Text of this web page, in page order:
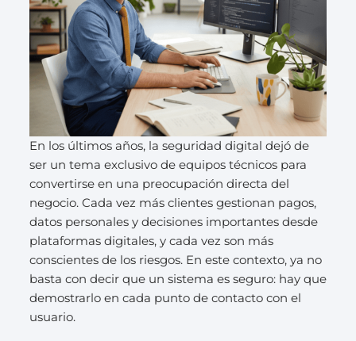
En los últimos años, la seguridad digital dejó de
ser un tema exclusivo de equipos técnicos para
convertirse en una preocupación directa del
negocio. Cada vez más clientes gestionan pagos,
datos personales y decisiones importantes desde
plataformas digitales, y cada vez son más
conscientes de los riesgos. En este contexto, ya no
basta con decir que un sistema es seguro: hay que
demostrarlo en cada punto de contacto con el
usuario.